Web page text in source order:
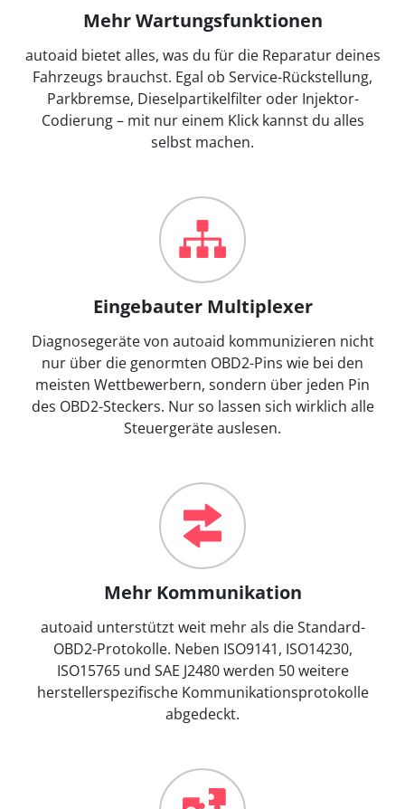
Mehr Wartungsfunktionen
autoaid bietet alles, was du für die Reparatur deines
Fahrzeugs brauchst. Egal ob Service-Rückstellung,
Parkbremse, Dieselpartikelfilter oder Injektor-
Codierung – mit nur einem Klick kannst du alles
selbst machen.
Eingebauter Multiplexer
Diagnosegeräte von autoaid kommunizieren nicht
nur über die genormten OBD2-Pins wie bei den
meisten Wettbewerbern, sondern über jeden Pin
des OBD2-Steckers. Nur so lassen sich wirklich alle
Steuergeräte auslesen.
Mehr Kommunikation
autoaid unterstützt weit mehr als die Standard-
OBD2-Protokolle. Neben ISO9141, ISO14230,
ISO15765 und SAE J2480 werden 50 weitere
herstellerspezifische Kommunikationsprotokolle
abgedeckt.